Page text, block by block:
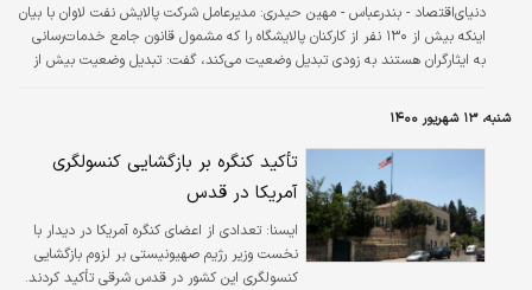
دنیای‌اقتصاد - بندرعباس - مهین حیدری: مدیرعامل شرکت پالایش نفت لاوان با بیان
اینکه بیش از ۱۳۰ نفر از کارکنان پالایشگاه را که مشمول قانون جامع خدمات‌رسانی
به ایثارگران هستند به زودی تبدیل وضعیت می‌کند، گفت: تبدیل وضعیت بیش از
افزایش رضایتمندی، بهبود امنیت شغلی و بهره‌وری سرمایه‌های انسانی در این شرکت
اجرا شده است.
شنبه، ۱۳ شهریور ۱۴۰۰
تأکید کنگره بر بازگشایی کنسولگری
آمریکا در قدس
ايسنا: تعدادی از اعضای کنگره آمریکا در دیدار با
نخست وزیر رژیم صهیونیستی بر لزوم بازگشایی
کنسولگری این کشور در قدس شرقی تأکید کردند.